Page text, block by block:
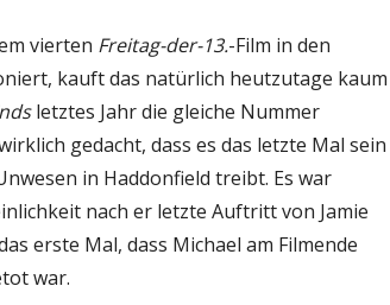
vierten Freitag-der-13.-Film in den
kauft das natürlich heutzutage kaum
letztes Jahr die gleiche Nummer
gedacht, dass es das letzte Mal sein
in Haddonfield treibt. Es war
nach er letzte Auftritt von Jamie
erste Mal, dass Michael am Filmende
war.